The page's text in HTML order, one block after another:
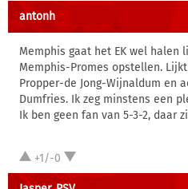
antonh
Memphis gaat het EK wel halen
Memphis-Promes opstellen.
Propper-de Jong-Wijnaldum en
Dumfries. Ik zeg minstens een
Ik ben geen fan van 5-3-2, daar
+1/-0